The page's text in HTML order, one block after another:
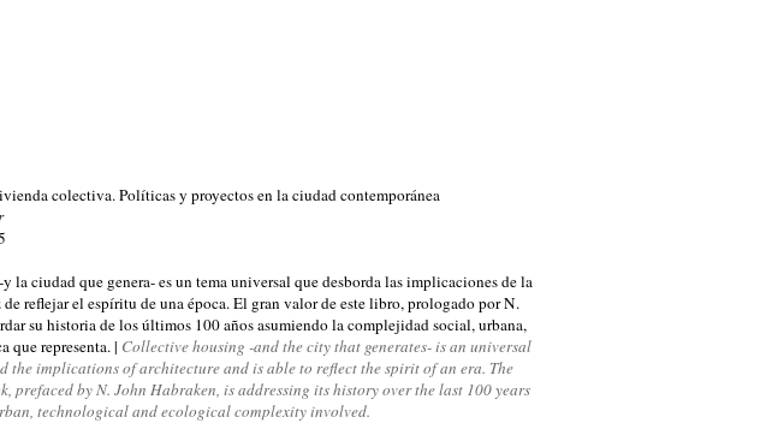
colectiva. Políticas y proyectos en la ciudad contemporánea
la ciudad que genera- es un tema universal que desborda las implicaciones de la
de reflejar el espíritu de una época. El gran valor de este libro, prologado por N.
su historia de los últimos 100 años asumiendo la complejidad social, urbana,
que representa. | Collective housing-andthe city that generates-is an universal
the implicationsof architecture andis able to reflectthe spiritof an era. The
, prefaced byN. John Habraken, isaddressing its historyover the last 100years
, technological and ecologicalcomplexity involved.